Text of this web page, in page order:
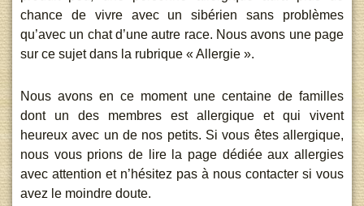
chance de vivre avec un sibérien sans problèmes
qu’avec un chat d’une autre race. Nous avons une page
sur ce sujet dans la rubrique « Allergie ».
Nous avons en ce moment une centaine de familles
dont un des membres est allergique et qui vivent
heureux avec un de nos petits. Si vous êtes allergique,
nous vous prions de lire la page dédiée aux allergies
avec attention et n’hésitez pas à nous contacter si vous
avez le moindre doute.